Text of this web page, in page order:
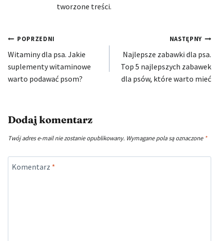
tworzone treści.
Nawigacja
wpisu
POPRZEDNI
Witaminy dla psa. Jakie
suplementy witaminowe
warto podawać psom?
NASTĘPNY
Najlepsze zabawki dla psa.
Top 5 najlepszych zabawek
dla psów, które warto mieć
Dodaj komentarz
Twój adres e-mail nie zostanie opublikowany. Wymagane pola są oznaczone *
Komentarz *